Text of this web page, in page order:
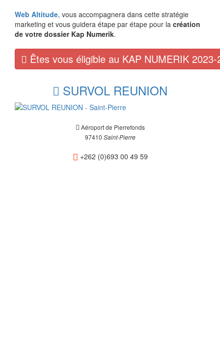
Web Altitude, vous accompagnera dans cette stratégie
marketing et vous guidera étape par étape pour la création
de votre dossier Kap Numerik.
Êtes vous éligible au KAP NUMERIK
SURVOL REUNION
Aéroport de Pierrefonds
97410 Saint-Pierre
+262 (0)693 00 49 59